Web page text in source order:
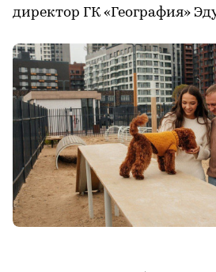
директор ГК «География»